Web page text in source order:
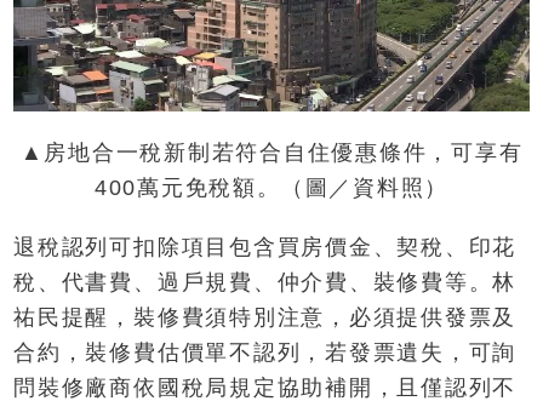
▲房地合一稅新制若符合自住優惠條件，可享有
400萬元免稅額。（圖／資料照）
退稅認列可扣除項目包含買房價金、契稅、印花
稅、代書費、過戶規費、仲介費、裝修費等。林
祐民提醒，裝修費須特別注意，必須提供發票及
合約，裝修費估價單不認列，若發票遺失，可詢
問裝修廠商依國稅局規定協助補開，且僅認列不